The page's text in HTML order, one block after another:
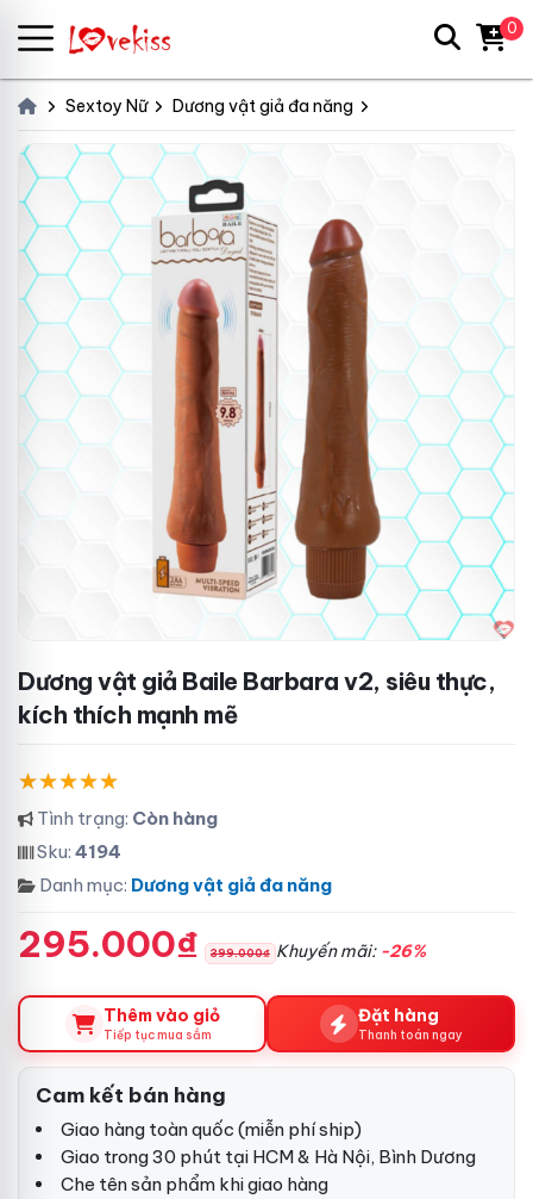
Sextoy Nữ Dương vật giả đa năng
Dương vật giả Baile Barbara v2, siêu thực,
kích thích mạnh mẽ
Tình trạng: Còn hàng
Sku: 4194
Danh mục: Dương vật giả đa năng
295.000₫ 399.000₫ Khuyến mãi: -26%
Thêm vào giỏ
Tiếp tục mua sắm
Đặt hàng
Thanh toán ngay
Cam kết bán hàng
Giao hàng toàn quốc (miễn phí ship)
Giao trong 30 phút tại HCM & Hà Nội, Bình Dương
Che tên sản phẩm khi giao hàng
0